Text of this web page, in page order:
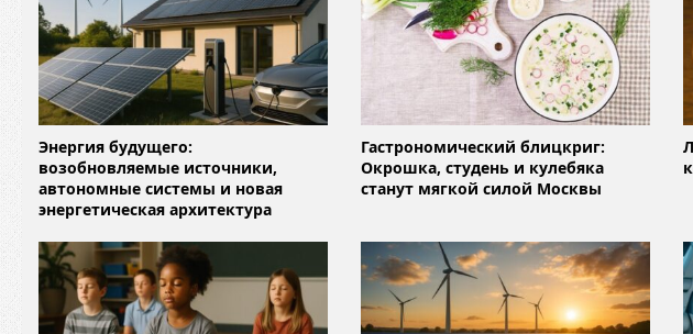
Энергия будущего:
возобновляемые источники,
автономные системы и новая
энергетическая архитектура
Гастрономический блицкриг:
Окрошка, студень и кулебяка
станут мягкой силой Москвы